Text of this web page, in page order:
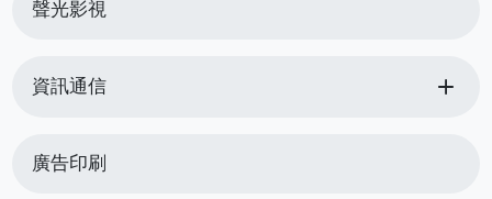
聲光影視
資訊通信 add
廣告印刷